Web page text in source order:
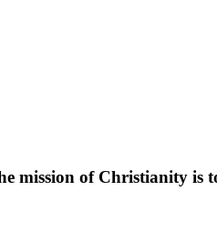
mission of Christianity is